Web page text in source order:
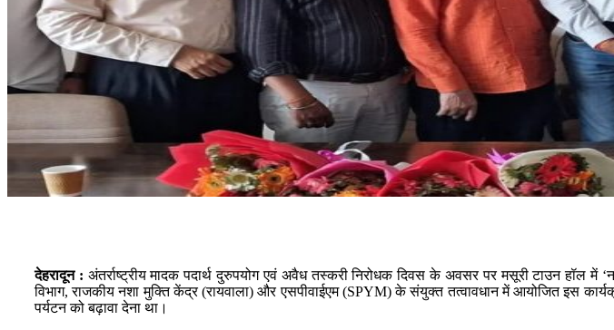
देहरादून : अंतर्राष्ट्रीय मादक पदार्थ दुरुपयोग एवं अवैध तस्करी निरोधक दिवस के अवसर पर मसूरी टाउन
विभाग, राजकीय नशा मुक्ति केंद्र (रायवाला) और एसपीवाईएम (SPYM) के संयुक्त तत्वावधान में आयोजित इस
पर्यटन को बढ़ावा देना था।